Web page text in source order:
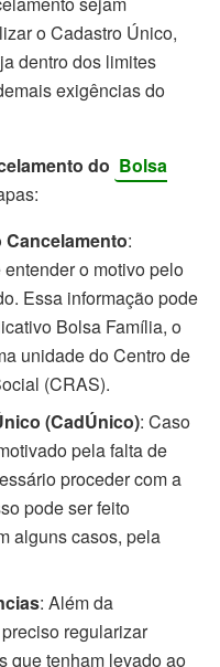
o Cadastro Único,
dentro dos limites
exigências do
do Bolsa
:
o motivo pelo
Essa informação pode
Bolsa Família, o
unidade do Centro de
(CRAS).
(CadÚnico): Caso
pela falta de
proceder com a
pode ser feito
alguns casos, pela
: Além da
regularizar
que tenham levado ao